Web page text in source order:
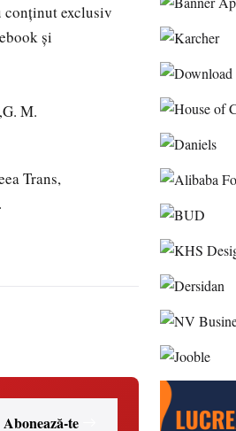
conținut exclusiv
și
M.
Trans,
Abonează-te